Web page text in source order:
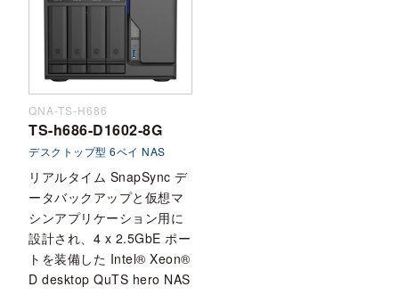
QNA-TS-H686
TS-h686-D1602-8G
デスクトップ型 6ベイ NAS
リアルタイム SnapSync デ
ータバックアップと仮想マ
シンアプリケーション用に
設計され、4 x 2.5GbE ポー
トを装備した Intel® Xeon®
D desktop QuTS hero NAS